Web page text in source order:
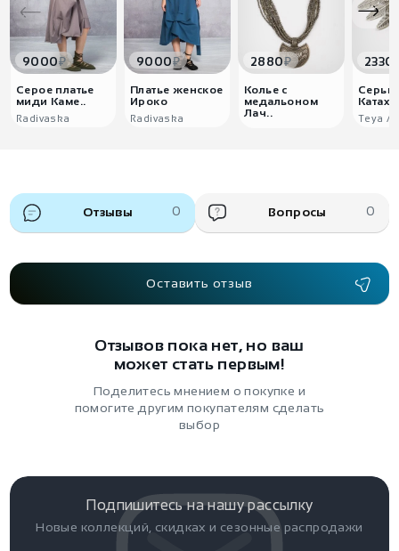
9000₽
Серое платье
миди Каме..
Radivaska
9000₽
Платье женское
Ироко
Radivaska
2880₽
Колье с
медальоном
Лач..
2330
Teya
Отзывы 0 Вопросы 0
Оставить отзыв
Отзывов пока нет, но ваш
может стать первым!
Поделитесь мнением о покупке и
помогите другим покупателям сделать
выбор
Подпишитесь на нашу рассылку
Новые коллекций, скидках и сезонные распродажи